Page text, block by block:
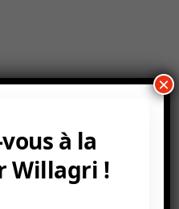
à la
Willagri !
×